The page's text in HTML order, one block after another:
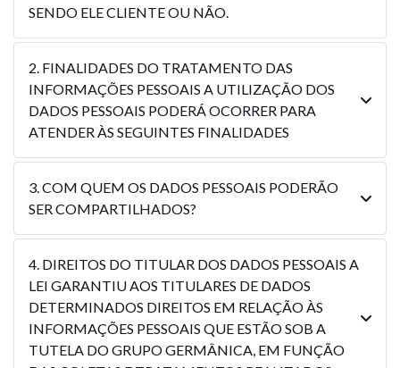
SENDO ELE CLIENTE OU NÃO.
2. FINALIDADES DO TRATAMENTO DAS
INFORMAÇÕES PESSOAIS A UTILIZAÇÃO DOS
DADOS PESSOAIS PODERÁ OCORRER PARA
ATENDER ÀS SEGUINTES FINALIDADES
3. COM QUEM OS DADOS PESSOAIS PODERÃO
SER COMPARTILHADOS?
4. DIREITOS DO TITULAR DOS DADOS PESSOAIS A
LEI GARANTIU AOS TITULARES DE DADOS
DETERMINADOS DIREITOS EM RELAÇÃO ÀS
INFORMAÇÕES PESSOAIS QUE ESTÃO SOB A
TUTELA DO GRUPO GERMÂNICA, EM FUNÇÃO